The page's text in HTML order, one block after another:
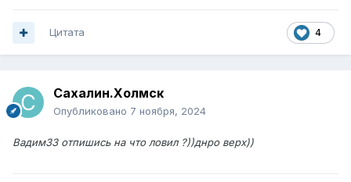
4
Цитата
Сахалин.Холмск
Опубликовано 7 ноября, 2024
Вадим33 отпишись на что ловил ?))днро верх))